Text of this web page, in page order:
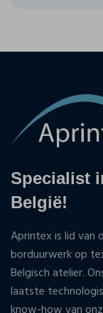
Specialist
België!
Aprintex is lid van
borduurwerk op
Belgisch atelier.
laatste